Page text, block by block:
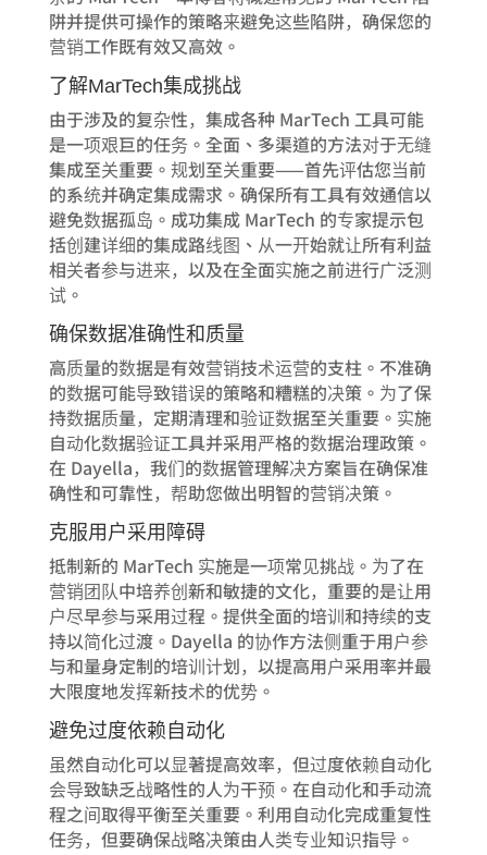
阱并提供可操作的策略来避免这些陷阱，确保您的
营销工作既有效又高效。
了解MarTech集成挑战
由于涉及的复杂性，集成各种 MarTech 工具可能
是一项艰巨的任务。全面、多渠道的方法对于无缝
集成至关重要。规划至关重要——首先评估您当前
的系统并确定集成需求。确保所有工具有效通信以
避免数据孤岛。成功集成 MarTech 的专家提示包
括创建详细的集成路线图、从一开始就让所有利益
相关者参与进来，以及在全面实施之前进行广泛测
试。
确保数据准确性和质量
高质量的数据是有效营销技术运营的支柱。不准确
的数据可能导致错误的策略和糟糕的决策。为了保
持数据质量，定期清理和验证数据至关重要。实施
自动化数据验证工具并采用严格的数据治理政策。
在 Dayella，我们的数据管理解决方案旨在确保准
确性和可靠性，帮助您做出明智的营销决策。
克服用户采用障碍
抵制新的 MarTech 实施是一项常见挑战。为了在
营销团队中培养创新和敏捷的文化，重要的是让用
户尽早参与采用过程。提供全面的培训和持续的支
持以简化过渡。Dayella 的协作方法侧重于用户参
与和量身定制的培训计划，以提高用户采用率并最
大限度地发挥新技术的优势。
避免过度依赖自动化
虽然自动化可以显著提高效率，但过度依赖自动化
会导致缺乏战略性的人为干预。在自动化和手动流
程之间取得平衡至关重要。利用自动化完成重复性
任务，但要确保战略决策由人类专业知识指导。